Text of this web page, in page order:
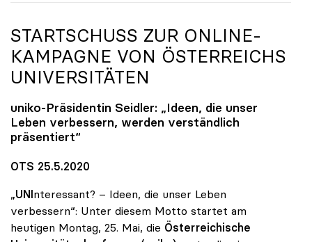
STARTSCHUSS ZUR ONLINE-
KAMPAGNE VON ÖSTERREICHS
UNIVERSITÄTEN
uniko-Präsidentin Seidler: „Ideen, die unser
Leben verbessern, werden verständlich
präsentiert“
OTS 25.5.2020
„UNInteressant? – Ideen, die unser Leben
verbessern“: Unter diesem Motto startet am
heutigen Montag, 25. Mai, die Österreichische